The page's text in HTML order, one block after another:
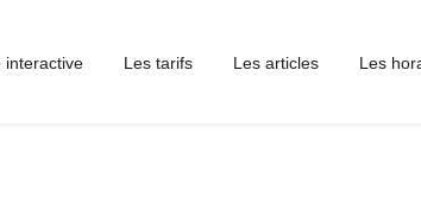
interactive Les tarifs Les articles Les